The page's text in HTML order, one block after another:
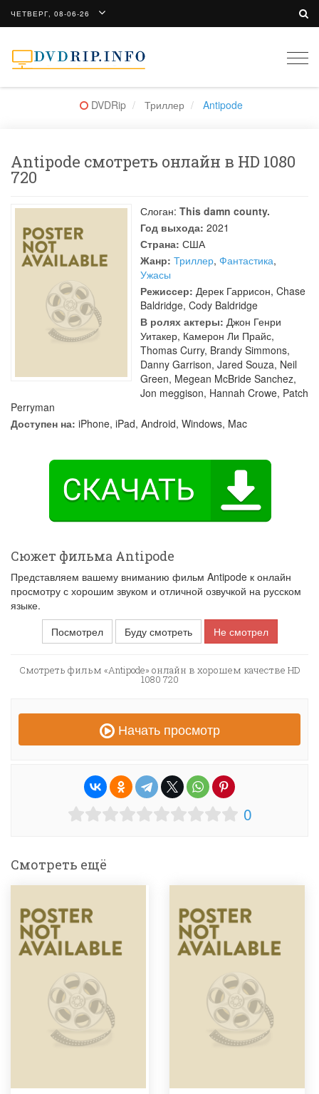
ЧЕТВЕРГ, 08-06-26
DVDRip Триллер Antipode
Antipode смотреть онлайн в HD 1080
720
Слоган: This damn county.
Год выхода: 2021
Страна: США
Жанр: Триллер, Фантастика,
Ужасы
Режиссер: Дерек Гаррисон, Chase
Baldridge, Cody Baldridge
В ролях актеры: Джон Генри
Уитакер, Камерон Ли Прайс,
Thomas Curry, Brandy Simmons,
Danny Garrison, Jared Souza, Neil
Green, Megean McBride Sanchez,
Jon meggison, Hannah Crowe, Patch
Perryman
Доступен на: iPhone, iPad, Android, Windows, Mac
Сюжет фильма Antipode
Представляем вашему вниманию фильм Antipode к онлайн
просмотру с хорошим звуком и отличной озвучкой на русском
языке.
Посмотрел
Буду смотреть Не смотрел
Смотреть фильм «Antipode» онлайн в хорошем качестве HD
1080 720
Начать просмотр
0
Смотреть ещё